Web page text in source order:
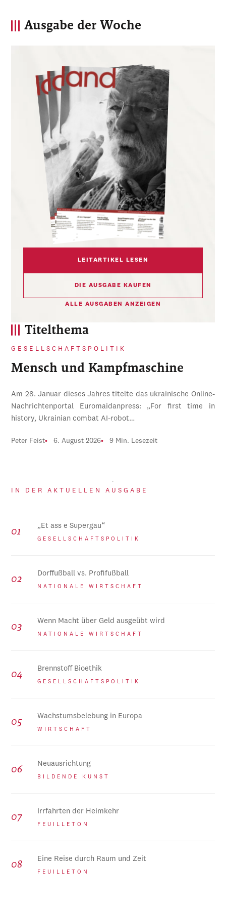
Titelthema
GESELLSCHAFTSPOLITIK
Mensch und Kampfmaschine
Am 28. Januar dieses Jahres titelte das ukrainische Online-
Nachrichtenportal Euromaidanpress: „For first time in
history, Ukrainian combat AI-robot…
Peter Feist 6. August 2026 9 Min. Lesezeit
IN DER AKTUELLEN AUSGABE
„Et ass e Supergau“
GESELLSCHAFTSPOLITIK
Dorffußball vs. Profifußball
NATIONALE WIRTSCHAFT
Wenn Macht über Geld ausgeübt wird
NATIONALE WIRTSCHAFT
Brennstoff Bioethik
GESELLSCHAFTSPOLITIK
Wachstumsbelebung in Europa
WIRTSCHAFT
Neuausrichtung
BILDENDE KUNST
Irrfahrten der Heimkehr
FEUILLETON
Eine Reise durch Raum und Zeit
FEUILLETON
Ausgabe der Woche
LEITARTIKEL LESEN
DIE AUSGABE KAUFEN
ALLE AUSGABEN ANZEIGEN